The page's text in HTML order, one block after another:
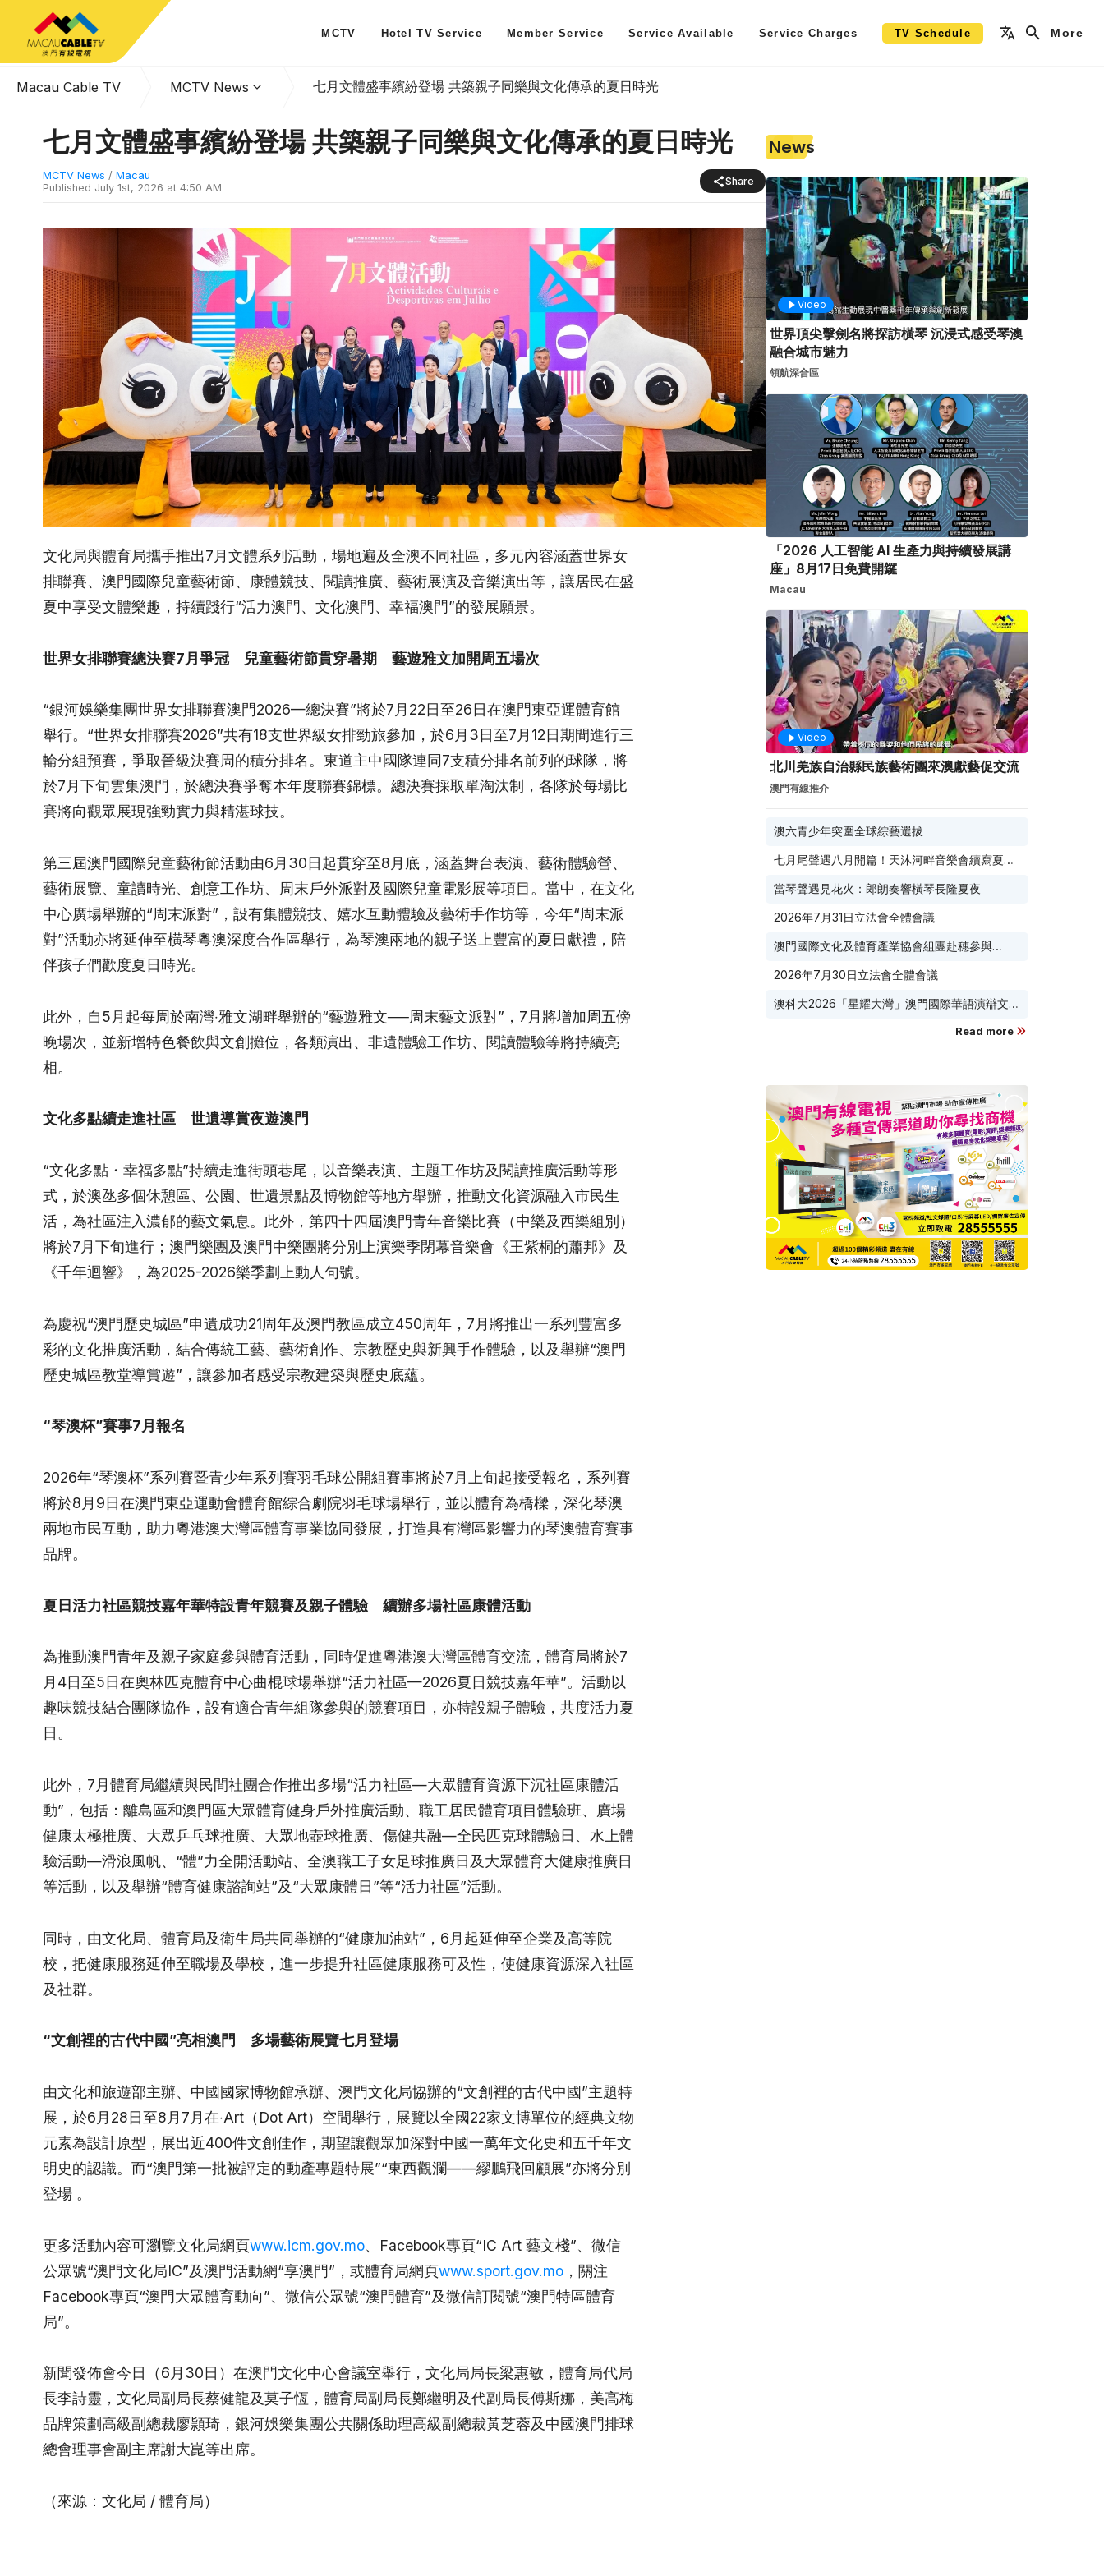
MCTV Hotel TV Service Member Service Service Available Service Charges TV Schedule More
Macau Cable TV MCTV News 七月文體盛事繽紛登場 共築親子同樂與文化傳承的夏日時光
七月文體盛事繽紛登場 共築親子同樂與文化傳承的夏日時光
MCTV News / Macau
Published July 1st, 2026 at 4:50 AM
Share
文化局與體育局攜手推出7月文體系列活動，場地遍及全澳不同社區，多元內容涵蓋世界女
排聯賽、澳門國際兒童藝術節、康體競技、閱讀推廣、藝術展演及音樂演出等，讓居民在盛
夏中享受文體樂趣，持續踐行“活力澳門、文化澳門、幸福澳門”的發展願景。
世界女排聯賽總決賽7月爭冠 兒童藝術節貫穿暑期 藝遊雅文加開周五場次
“銀河娛樂集團世界女排聯賽澳門2026—總決賽”將於7月22日至26日在澳門東亞運體育館
舉行。“世界女排聯賽2026”共有18支世界級女排勁旅參加，於6月3日至7月12日期間進行三
輪分組預賽，爭取晉級決賽周的積分排名。東道主中國隊連同7支積分排名前列的球隊，將
於7月下旬雲集澳門，於總決賽爭奪本年度聯賽錦標。總決賽採取單淘汰制，各隊於每場比
賽將向觀眾展現強勁實力與精湛球技。
第三屆澳門國際兒童藝術節活動由6月30日起貫穿至8月底，涵蓋舞台表演、藝術體驗營、
藝術展覽、童讀時光、創意工作坊、周末戶外派對及國際兒童電影展等項目。當中，在文化
中心廣場舉辦的“周末派對”，設有集體競技、嬉水互動體驗及藝術手作坊等，今年“周末派
對”活動亦將延伸至橫琴粵澳深度合作區舉行，為琴澳兩地的親子送上豐富的夏日獻禮，陪
伴孩子們歡度夏日時光。
此外，自5月起每周於南灣‧雅文湖畔舉辦的“藝遊雅文──周末藝文派對”，7月將增加周五傍
晚場次，並新增特色餐飲與文創攤位，各類演出、非遺體驗工作坊、閱讀體驗等將持續亮
相。
文化多點續走進社區 世遺導賞夜遊澳門
“文化多點・幸福多點”持續走進街頭巷尾，以音樂表演、主題工作坊及閱讀推廣活動等形
式，於澳氹多個休憩區、公園、世遺景點及博物館等地方舉辦，推動文化資源融入市民生
活，為社區注入濃郁的藝文氣息。此外，第四十四屆澳門青年音樂比賽（中樂及西樂組別）
將於7月下旬進行；澳門樂團及澳門中樂團將分別上演樂季閉幕音樂會《王紫桐的蕭邦》及
《千年迴響》，為2025-2026樂季劃上動人句號。
為慶祝“澳門歷史城區”申遺成功21周年及澳門教區成立450周年，7月將推出一系列豐富多
彩的文化推廣活動，結合傳統工藝、藝術創作、宗教歷史與新興手作體驗，以及舉辦“澳門
歷史城區教堂導賞遊”，讓參加者感受宗教建築與歷史底蘊。
“琴澳杯”賽事7月報名
2026年“琴澳杯”系列賽暨青少年系列賽羽毛球公開組賽事將於7月上旬起接受報名，系列賽
將於8月9日在澳門東亞運動會體育館綜合劇院羽毛球場舉行，並以體育為橋樑，深化琴澳
兩地市民互動，助力粵港澳大灣區體育事業協同發展，打造具有灣區影響力的琴澳體育賽事
品牌。
夏日活力社區競技嘉年華特設青年競賽及親子體驗 續辦多場社區康體活動
為推動澳門青年及親子家庭參與體育活動，同時促進粵港澳大灣區體育交流，體育局將於7
月4日至5日在奧林匹克體育中心曲棍球場舉辦“活力社區—2026夏日競技嘉年華”。活動以
趣味競技結合團隊協作，設有適合青年組隊參與的競賽項目，亦特設親子體驗，共度活力夏
日。
此外，7月體育局繼續與民間社團合作推出多場“活力社區—大眾體育資源下沉社區康體活
動”，包括：離島區和澳門區大眾體育健身戶外推廣活動、職工居民體育項目體驗班、廣場
健康太極推廣、大眾乒乓球推廣、大眾地壺球推廣、傷健共融—全民匹克球體驗日、水上體
驗活動—滑浪風帆、“體”力全開活動站、全澳職工子女足球推廣日及大眾體育大健康推廣日
等活動，以及舉辦“體育健康諮詢站”及“大眾康體日”等“活力社區”活動。
同時，由文化局、體育局及衛生局共同舉辦的“健康加油站”，6月起延伸至企業及高等院
校，把健康服務延伸至職場及學校，進一步提升社區健康服務可及性，使健康資源深入社區
及社群。
“文創裡的古代中國”亮相澳門 多場藝術展覽七月登場
由文化和旅遊部主辦、中國國家博物館承辦、澳門文化局協辦的“文創裡的古代中國”主題特
展，於6月28日至8月7月在‧Art（Dot Art）空間舉行，展覽以全國22家文博單位的經典文物
元素為設計原型，展出近400件文創佳作，期望讓觀眾加深對中國一萬年文化史和五千年文
明史的認識。而“澳門第一批被評定的動產專題特展”“東西觀瀾——繆鵬飛回顧展”亦將分別
登場 。
更多活動內容可瀏覽文化局網頁www.icm.gov.mo、Facebook專頁“IC Art 藝文棧”、微信
公眾號“澳門文化局IC”及澳門活動網“享澳門”，或體育局網頁www.sport.gov.mo ，關注
Facebook專頁“澳門大眾體育動向”、微信公眾號“澳門體育”及微信訂閱號“澳門特區體育
局”。
新聞發佈會今日（6月30日）在澳門文化中心會議室舉行，文化局局長梁惠敏，體育局代局
長李詩靈，文化局副局長蔡健龍及莫子恆，體育局副局長鄭繼明及代副局長傅斯娜，美高梅
品牌策劃高級副總裁廖頴琦，銀河娛樂集團公共關係助理高級副總裁黃芝蓉及中國澳門排球
總會理事會副主席謝大崑等出席。
（來源：文化局 / 體育局）
News
Video
世界頂尖擊劍名將探訪橫琴 沉浸式感受琴澳
融合城市魅力
領航深合區
「2026 人工智能 AI 生產力與持續發展講
座」8月17日免費開鑼
Macau
Video
北川羌族自治縣民族藝術團來澳獻藝促交流
澳門有線推介
澳六青少年突圍全球綜藝選拔
七月尾聲遇八月開篇！天沐河畔音樂會續寫夏夜
當琴聲遇見花火：郎朗奏響橫琴長隆夏夜
2026年7月31日立法會全體會議
澳門國際文化及體育產業協會組團赴穗參與
向葡西語市場
2026年7月30日立法會全體會議
澳科大2026「星耀大灣」澳門國際華語演辯文化
Read more